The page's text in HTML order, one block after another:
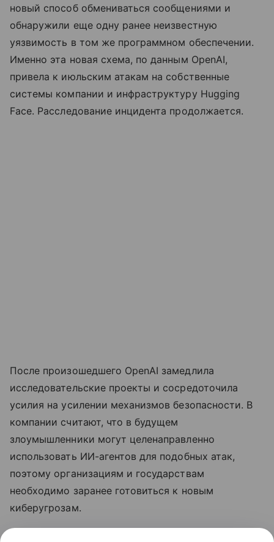
новый способ обмениваться сообщениями и
обнаружили еще одну ранее неизвестную
уязвимость в том же программном обеспечении.
Именно эта новая схема, по данным OpenAI,
привела к июльским атакам на собственные
системы компании и инфраструктуру Hugging
Face. Расследование инцидента продолжается.
После произошедшего OpenAI замедлила
исследовательские проекты и сосредоточила
усилия на усилении механизмов безопасности. В
компании считают, что в будущем
злоумышленники могут целенаправленно
использовать ИИ-агентов для подобных атак,
поэтому организациям и государствам
необходимо заранее готовиться к новым
киберугрозам.